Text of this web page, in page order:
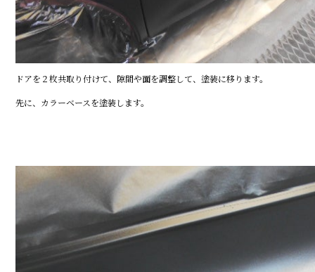
ドアを２枚共取り付けて、隙間や面を調整して、塗装に移ります。
先に、カラーベースを塗装します。